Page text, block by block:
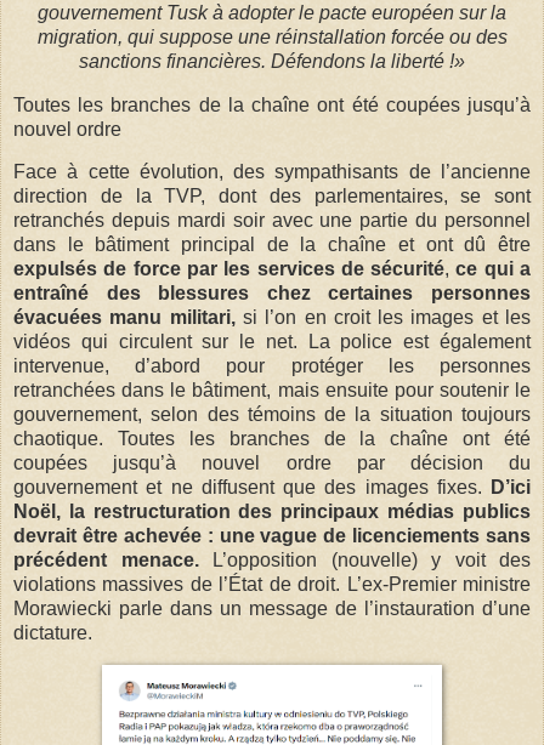
gouvernement Tusk à adopter le pacte européen sur la
migration, qui suppose une réinstallation forcée ou des
sanctions financières. Défendons la liberté !»
Toutes les branches de la chaîne ont été coupées jusqu’à
nouvel ordre
Face à cette évolution, des sympathisants de l’ancienne
direction de la TVP, dont des parlementaires, se sont
retranchés depuis mardi soir avec une partie du personnel
dans le bâtiment principal de la chaîne et ont dû être
expulsés de force par les services de sécurité,ce qui a
entraîné des blessures chez certaines personnes
évacuées manu militari,si l’on en croit les images et les
vidéos qui circulent sur le net. La police est également
intervenue, d’abord pour protéger les personnes
retranchées dans le bâtiment, mais ensuite pour soutenir le
gouvernement, selon des témoins de la situation toujours
chaotique. Toutes les branches de la chaîne ont été
coupées jusqu’à nouvel ordre par décision du
gouvernement et ne diffusent que des images fixes.
D’ici
Noël, la restructuration des principaux médias publics
devrait être achevée : une vague de licenciements sans
précédent menace.L’opposition (nouvelle) y voit des
violations massives de l’État de droit. L’ex-Premier ministre
Morawiecki parle dans un message de l’instauration d’une
dictature.